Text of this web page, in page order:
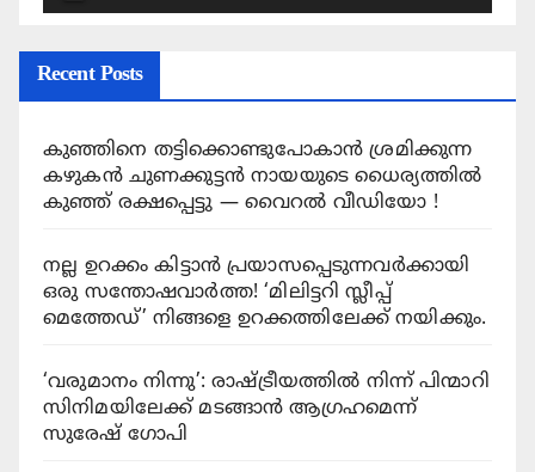
Player
Recent Posts
കുഞ്ഞിനെ തട്ടിക്കൊണ്ടുപോകാൻ ശ്രമിക്കുന്ന
കഴുകൻ ചുണക്കുട്ടന്‍ നായയുടെ ധൈര്യത്തില്‍
കുഞ്ഞ് രക്ഷപ്പെട്ടു — വൈറൽ വീഡിയോ !
നല്ല ഉറക്കം കിട്ടാൻ പ്രയാസപ്പെടുന്നവർക്കായി
ഒരു സന്തോഷവാർത്ത! ‘മിലിട്ടറി സ്ലീപ്പ്
മെത്തേഡ്’ നിങ്ങളെ ഉറക്കത്തിലേക്ക് നയിക്കും.
‘വരുമാനം നിന്നു’: രാഷ്ട്രീയത്തിൽ നിന്ന് പിന്മാറി
സിനിമയിലേക്ക് മടങ്ങാൻ ആഗ്രഹമെന്ന്
സുരേഷ് ഗോപി